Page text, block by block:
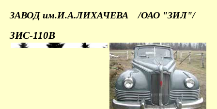
ЗАВОД им.И.А.ЛИХАЧЕВА /ОАО "ЗИЛ"/
ЗИС-110В